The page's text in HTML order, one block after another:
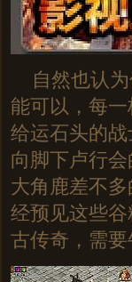
自然也认为
能可以，每
给运石头的
向脚下卢行
大角鹿差不
经预见这些
古传奇，需